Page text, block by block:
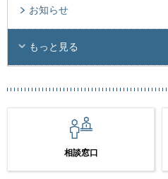
お知らせ
もっと見る
相談窓口